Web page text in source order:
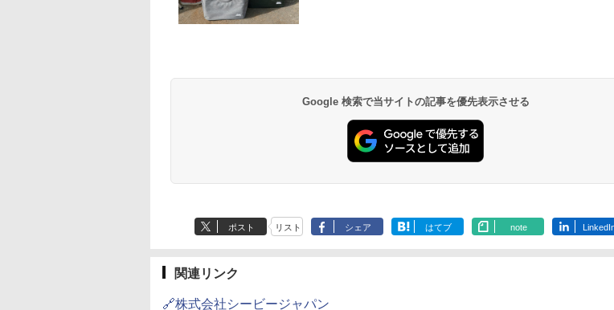
Google 検索で当サイトの記事を優先表示させる
ポスト リスト シェア はてブ note
関連リンク
🔗株式会社シービージャパン